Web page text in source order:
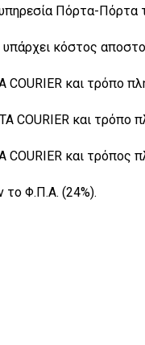
υπηρεσία Πόρτα-
κόστος
και τρόπο
και τρόπο
και τρόπος
το Φ.Π.Α. (24%).